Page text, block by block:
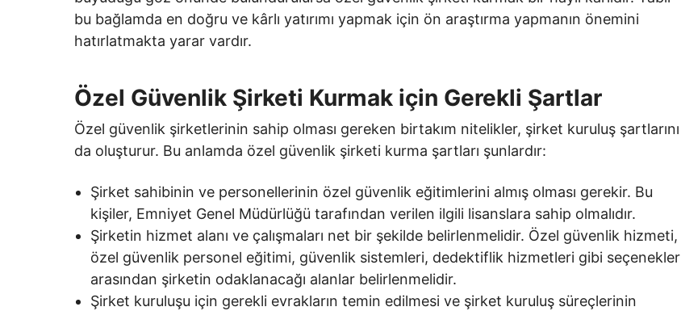
bu bağlamda en doğru ve kârlı yatırımı yapmak için ön araştırma yapmanın önemini
hatırlatmakta yarar vardır.
Özel Güvenlik Şirketi Kurmak için Gerekli Şartlar
Özel güvenlik şirketlerinin sahip olması gereken birtakım nitelikler, şirket kuruluş şartlarını
da oluşturur. Bu anlamda özel güvenlik şirketi kurma şartları şunlardır:
Şirket sahibinin ve personellerinin özel güvenlik eğitimlerini almış olması gerekir. Bu
kişiler, Emniyet Genel Müdürlüğü tarafından verilen ilgili lisanslara sahip olmalıdır.
Şirketin hizmet alanı ve çalışmaları net bir şekilde belirlenmelidir. Özel güvenlik hizmeti,
özel güvenlik personel eğitimi, güvenlik sistemleri, dedektiflik hizmetleri gibi seçenekler
arasından şirketin odaklanacağı alanlar belirlenmelidir.
Şirket kuruluşu için gerekli evrakların temin edilmesi ve şirket kuruluş süreçlerinin